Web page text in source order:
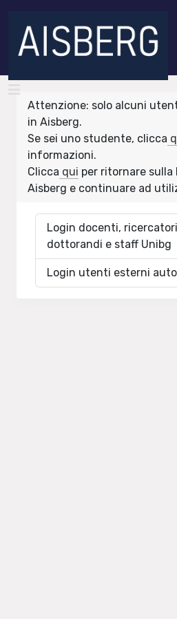
Attenzione: solo alcuni
in Aisberg.
Se sei uno studente, clicca
informazioni.
Clicca qui per ritornare sulla
Aisberg e continuare ad
Login docenti,
dottorandi e staff Unibg
Login utenti esterni